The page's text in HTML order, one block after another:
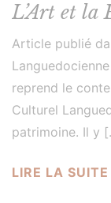
L’Art et la
Article publié
reprend le
Culturel
patrimoine. Il y
LIRE LA SUITE